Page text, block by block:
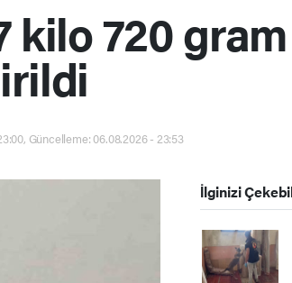
kilo 720
Güncelleme: 06.08.2026 - 23:53
İlginizi